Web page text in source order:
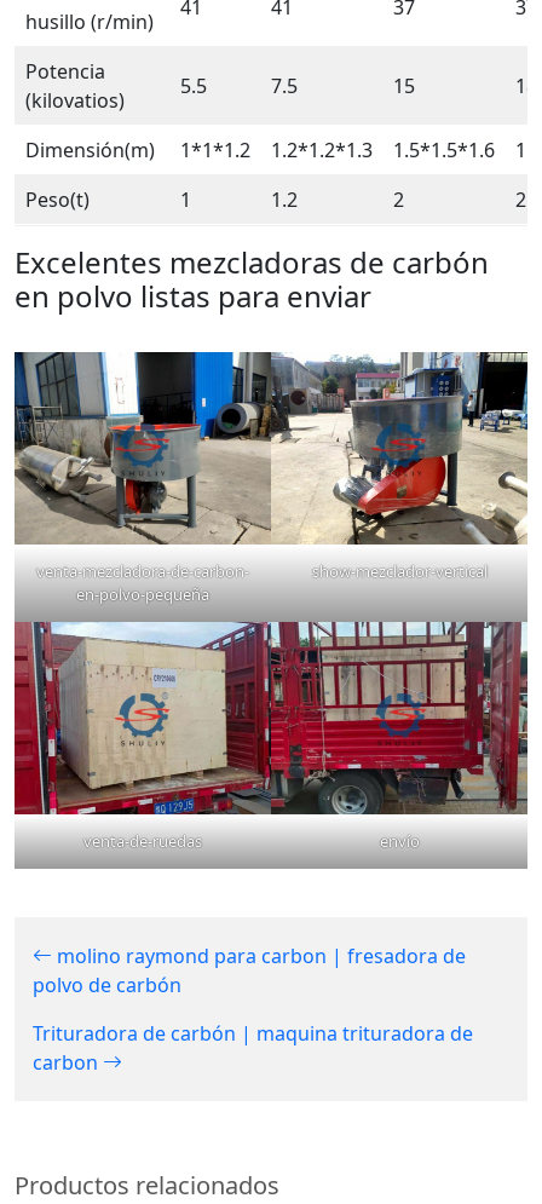
husillo (r/min)
41 41 37 37
Potencia
(kilovatios)
5.5 7.5 15
Dimensión(m) 1*1*1.2 1.2*1.2*1.3 1.5*1.5*1.6
Peso(t)
1 1.2 2 2.5
Excelentes mezcladoras de carbón
en polvo listas para enviar
venta-mezcladora-de-carbon-
en-polvo-pequeña
show-mezclador-vertical
venta-de-ruedas envío
molino raymond para carbon | fresadora de
polvo de carbón
Trituradora de carbón | maquina trituradora de
carbon
Productos relacionados